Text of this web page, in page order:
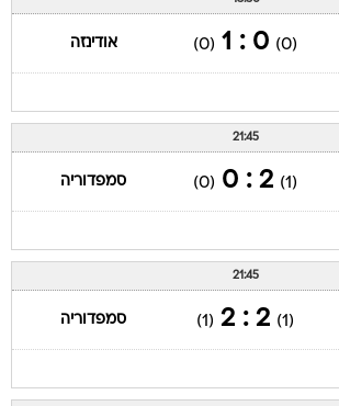
(0)
0 : 1
(0) אודינזה
21:45
(1)
2 : 0
(0) סמפדוריה
21:45
(1)
2 : 2
(1) סמפדוריה